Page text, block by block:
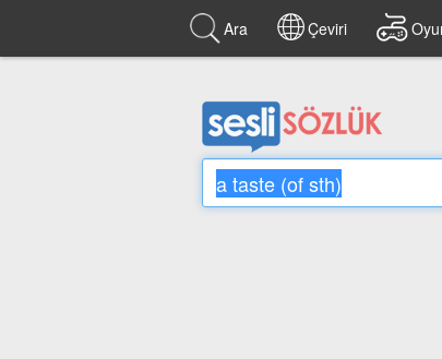
Ara Çeviri